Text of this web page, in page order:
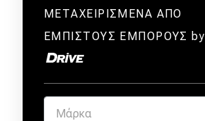
ΜΕΤΑΧΕΙΡΙΣΜΕΝΑ ΑΠΟ
ΕΜΠΙΣΤΟΥΣ ΕΜΠΟΡΟΥΣ by